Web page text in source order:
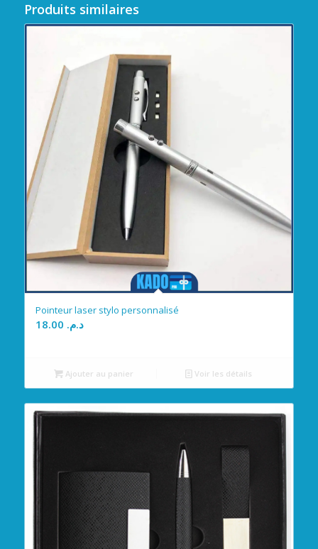
Produits similaires
Pointeur laser stylo personnalisé
د.م.
Ajouter au panier Voir les détails